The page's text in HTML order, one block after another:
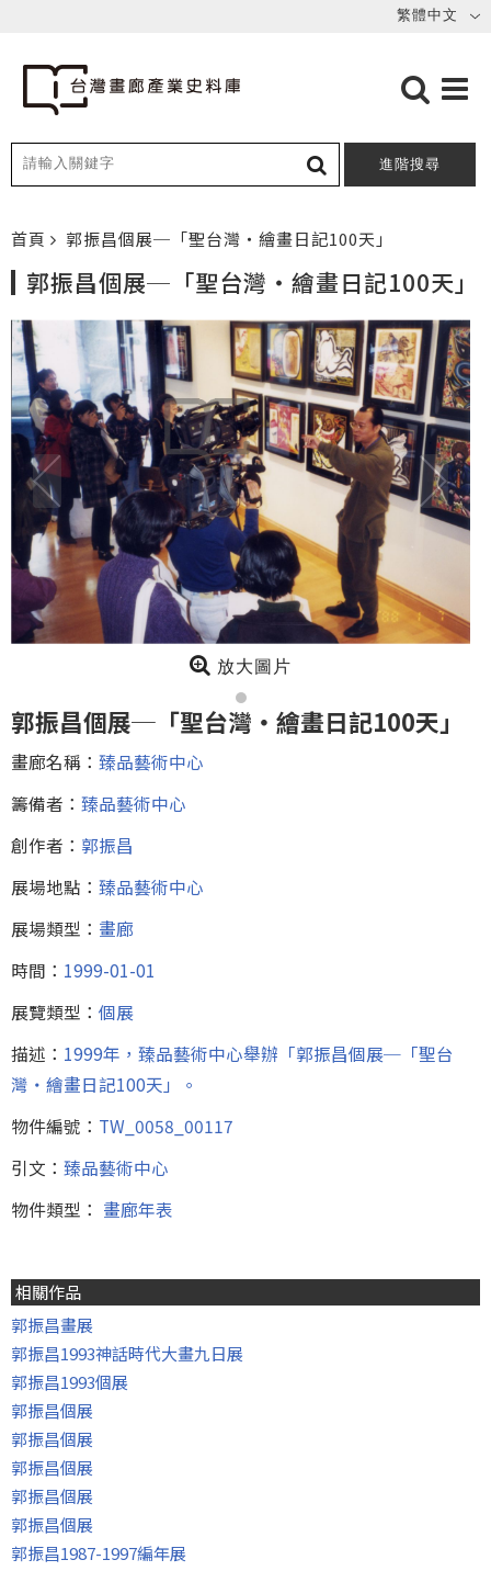
進階搜尋
首頁 郭振昌個展─「聖台灣‧繪畫日記100天」
郭振昌個展─「聖台灣‧繪畫日記100天」
放大圖片
郭振昌個展─「聖台灣‧繪畫日記100天」
畫廊名稱： 臻品藝術中心
籌備者： 臻品藝術中心
創作者： 郭振昌
展場地點： 臻品藝術中心
展場類型： 畫廊
時間： 1999-01-01
展覽類型： 個展
描述： 1999年，臻品藝術中心舉辦「郭振昌個展─「聖台
灣‧繪畫日記100天」。
物件編號： TW_0058_00117
引文： 臻品藝術中心
物件類型： 畫廊年表
相關作品
郭振昌畫展
郭振昌1993神話時代大畫九日展
郭振昌1993個展
郭振昌個展
郭振昌個展
郭振昌個展
郭振昌個展
郭振昌個展
郭振昌1987-1997編年展